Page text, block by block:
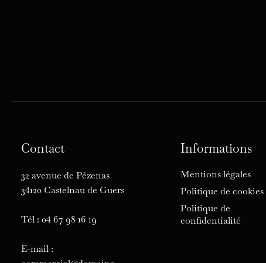
Contact
32 avenue de Pézenas
34120 Castelnau de Guers
Tél : 04 67 98 16 19
E-mail :
Informations
Mentions légales
Politique de cookies
Politique de
confidentialité